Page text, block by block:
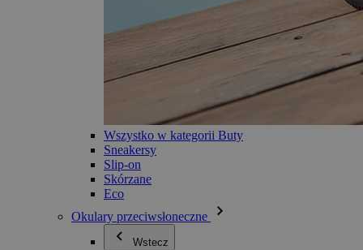
Wszystko w kategorii Buty
Sneakersy
Slip-on
Skórzane
Eco
Okulary przeciwsłoneczne
Wstecz